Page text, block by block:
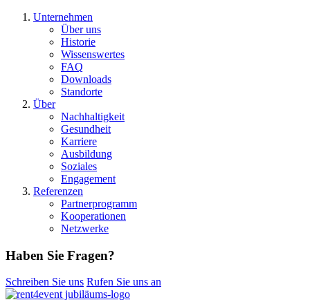
Unternehmen
Über uns
Historie
Wissenswertes
FAQ
Downloads
Standorte
Über
Nachhaltigkeit
Gesundheit
Karriere
Ausbildung
Soziales
Engagement
Referenzen
Partnerprogramm
Kooperationen
Netzwerke
Haben Sie Fragen?
Schreiben Sie uns Rufen Sie uns an